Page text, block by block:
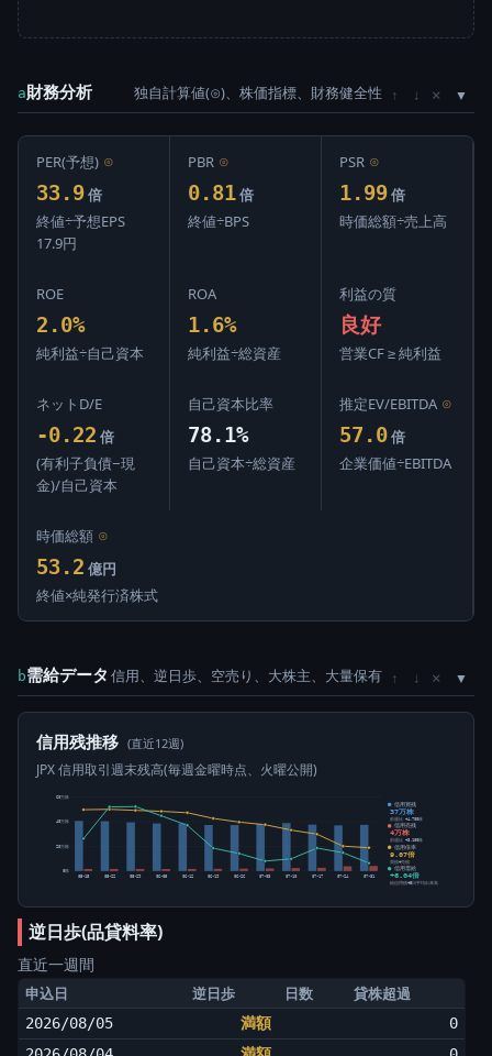
a財務分析 独自計算値(⊙)、株価指標、財務健全性 ↑ ↓ ×
PER(予想) ⊙
33.9 倍
終値÷予想EPS
17.9円
PBR ⊙
0.81 倍
終値÷BPS
PSR ⊙
1.99 倍
時価総額÷売上高
ROE
2.0%
純利益÷自己資本
ROA
1.6%
純利益÷総資産
利益の質
良好
営業CF ≥ 純利益
ネットD/E
-0.22 倍
(有利子負債−現
金)/自己資本
自己資本比率
78.1%
自己資本÷総資産
推定EV/EBITDA ⊙
57.0 倍
企業価値÷EBITDA
時価総額 ⊙
53.2 億円
終値×純発行済株式
b需給データ 信用、逆日歩、空売り、大株主、大量保有 ↑ ↓ ×
信用残推移 (直近12週)
JPX 信用取引週末残高(毎週金曜時点、火曜公開)
0株
20万株
40万株
60万株
05-15 05-22 05-29 06-05 06-12 06-19 06-26 07-03 07-10 07-17 07-24 07-31
信用買残
37万株
前週比 +4,700株
信用売残
4万株
前週比 +3,100株
信用倍率
9.07倍
買残÷売残
信用需給
+6.04倍
純信用残÷5日平均出来高
逆日歩(品貸料率)
直近一週間
申込日 逆日歩 日数 貸株超過
2026/08/05 満額
0